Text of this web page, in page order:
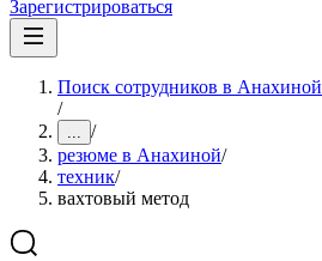
Зарегистрироваться
Поиск сотрудников в Анахиной
/
... /
резюме в Анахиной/
техник/
вахтовый метод